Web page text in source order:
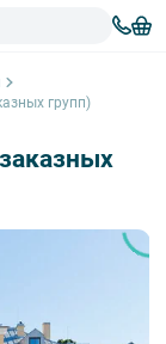
групп)